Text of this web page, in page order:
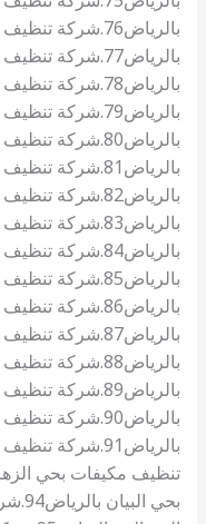
بالرياض
76.شركة
بالرياض
77.شركة
بالرياض
78.شركة
بالرياض
79.شركة
بالرياض
80.شركة
بالرياض
81.شركة
بالرياض
82.شركة
بالرياض
83.شركة
بالرياض
84.شركة
بالرياض
85.شركة
بالرياض
86.شركة
بالرياض
87.شركة
بالرياض
88.شركة
بالرياض
89.شركة
بالرياض
90.شركة
بالرياض91.شركة تنظيف مكيفات بحي الصفا بالرياض
تنظيف مكيفات بحي
بحي البيان بالرياض